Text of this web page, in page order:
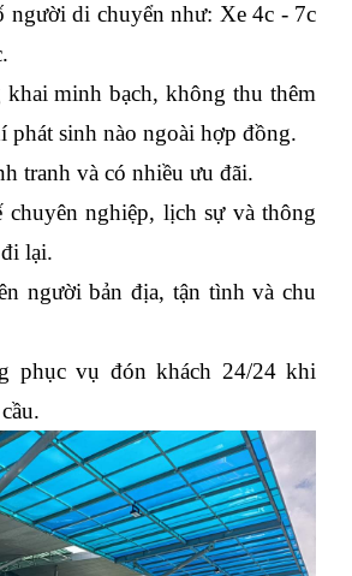
người di chuyển như: Xe 4c - 7c
minh bạch, không thu thêm
phát sinh nào ngoài hợp đồng.
tranh và có nhiều ưu đãi.
nghiệp, lịch sự và thông
lại.
người bản địa, tận tình và chu
phục vụ đón khách 24/24 khi